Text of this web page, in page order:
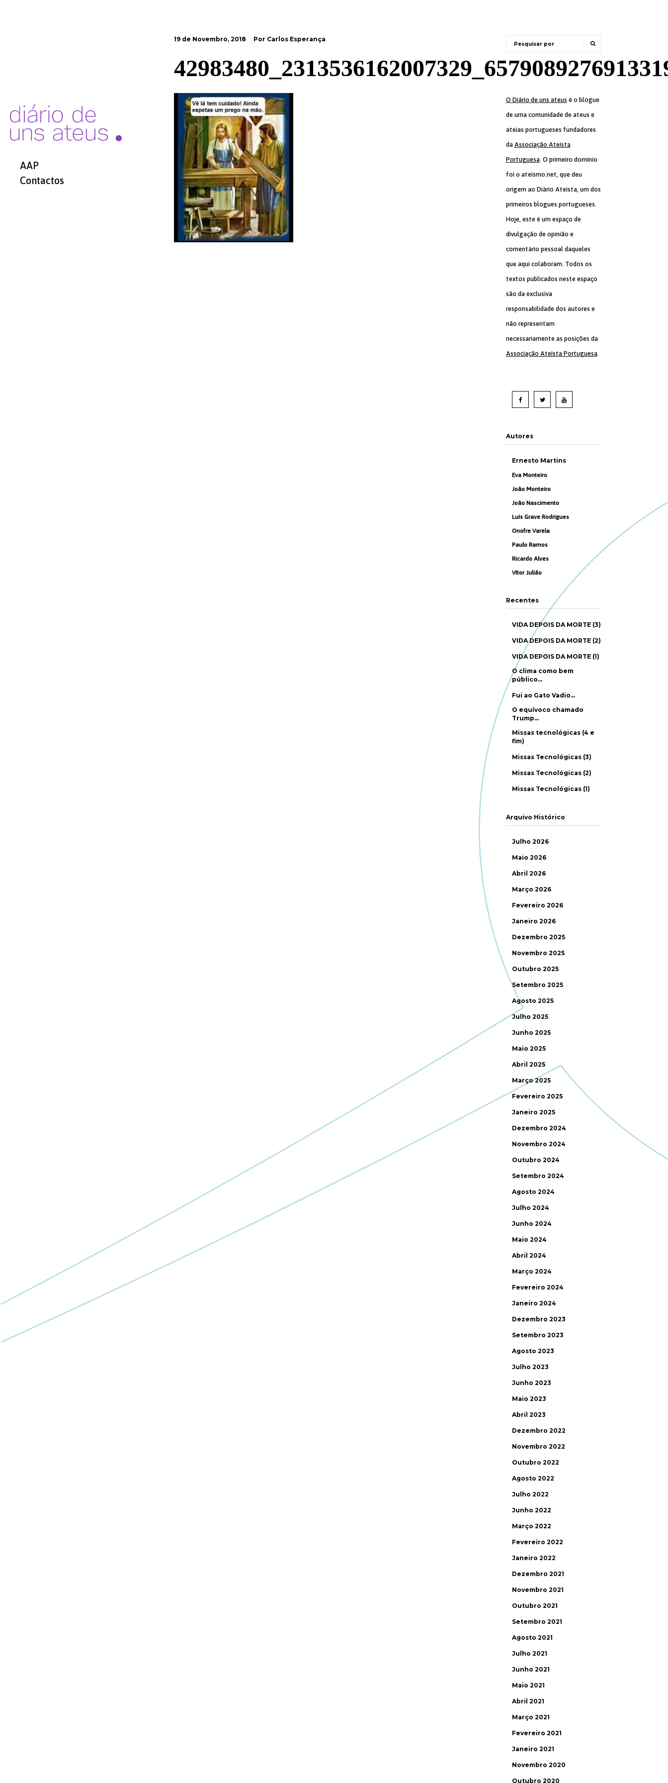
AAP
Contactos
19 de Novembro, 2018 Por Carlos Esperança
O Diário de uns ateus é o blogue
de uma comunidade de ateus e
ateias portugueses fundadores
da Associação Ateísta
Portuguesa. O primeiro domínio
foi o ateismo.net, que deu
origem ao Diário Ateísta, um dos
primeiros blogues portugueses.
Hoje, este é um espaço de
divulgação de opinião e
comentário pessoal daqueles
que aqui colaboram. Todos os
textos publicados neste espaço
são da exclusiva
responsabilidade dos autores e
não representam
necessariamente as posições da
Associação Ateísta Portuguesa.
Autores
Ernesto Martins
Eva Monteiro
João Monteiro
João Nascimento
Luís Grave Rodrigues
Onofre Varela
Paulo Ramos
Ricardo Alves
Vítor Julião
Recentes
VIDA DEPOIS DA MORTE (3)
VIDA DEPOIS DA MORTE (2)
VIDA DEPOIS DA MORTE (1)
O clima como bem
público…
Fui ao Gato Vadio…
O equívoco chamado
Trump…
Missas tecnológicas (4 e
fim)
Missas Tecnológicas (3)
Missas Tecnológicas (2)
Missas Tecnológicas (1)
Arquivo Histórico
Julho 2026
Maio 2026
Abril 2026
Março 2026
Fevereiro 2026
Janeiro 2026
Dezembro 2025
Novembro 2025
Outubro 2025
Setembro 2025
Agosto 2025
Julho 2025
Junho 2025
Maio 2025
Abril 2025
Março 2025
Fevereiro 2025
Janeiro 2025
Dezembro 2024
Novembro 2024
Outubro 2024
Setembro 2024
Agosto 2024
Julho 2024
Junho 2024
Maio 2024
Abril 2024
Março 2024
Fevereiro 2024
Janeiro 2024
Dezembro 2023
Setembro 2023
Agosto 2023
Julho 2023
Junho 2023
Maio 2023
Abril 2023
Dezembro 2022
Novembro 2022
Outubro 2022
Agosto 2022
Julho 2022
Junho 2022
Março 2022
Fevereiro 2022
Janeiro 2022
Dezembro 2021
Novembro 2021
Outubro 2021
Setembro 2021
Agosto 2021
Julho 2021
Junho 2021
Maio 2021
Abril 2021
Março 2021
Fevereiro 2021
Janeiro 2021
Novembro 2020
Outubro 2020